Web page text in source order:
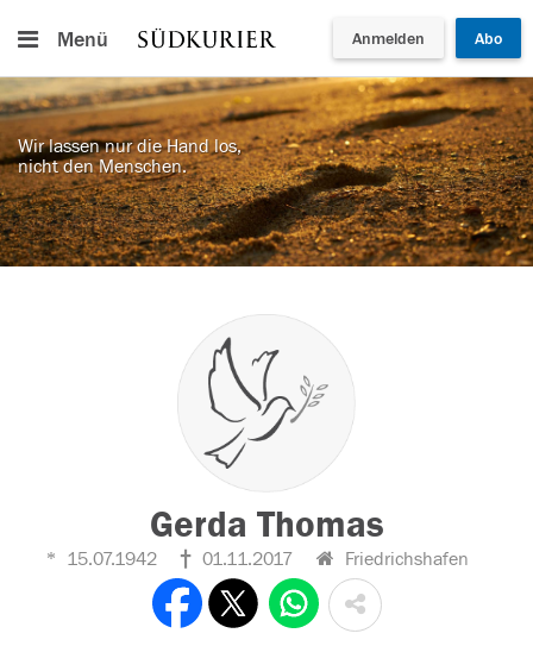
Menü Anmelden Abo
Wir lassen nur die Hand los,
nicht den Menschen.
Gerda Thomas
15.07.1942 01.11.2017 Friedrichshafen